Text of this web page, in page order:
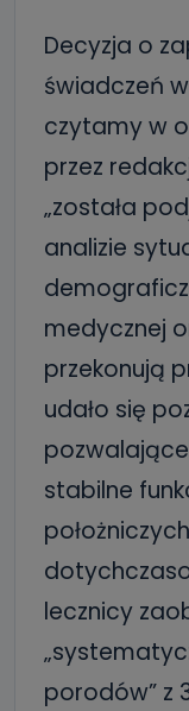
Decyzja o
świadczeń
czytamy w
przez
„została
analizie
medycznej
przekonują
udało się
stabilne
lecznicy
porodów” z